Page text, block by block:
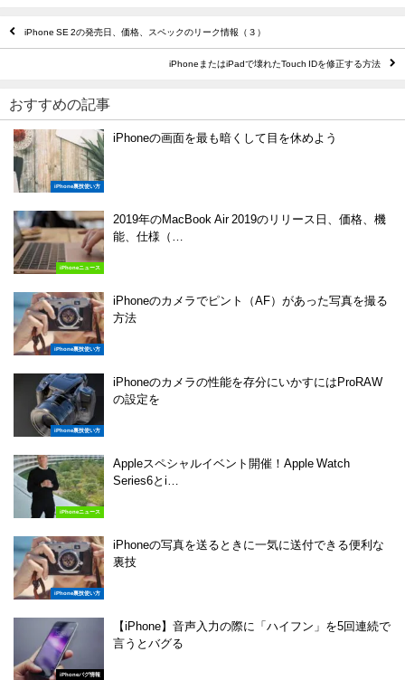
iPhone SE 2の発売日、価格、スペックのリーク情報（３）
iPhoneまたはiPadで壊れたTouch IDを修正する方法
おすすめの記事
iPhone裏技使い方
iPhoneの画面を最も暗くして目を休めよう
iPhoneニュース
2019年のMacBook Air 2019のリリース日、価格、機
能、仕様（…
iPhone裏技使い方
iPhoneのカメラでピント（AF）があった写真を撮る
方法
iPhone裏技使い方
iPhoneのカメラの性能を存分にいかすにはProRAW
の設定を
iPhoneニュース
Appleスペシャルイベント開催！Apple Watch
Series6とi…
iPhone裏技使い方
iPhoneの写真を送るときに一気に送付できる便利な
裏技
iPhoneバグ情報
【iPhone】音声入力の際に「ハイフン」を5回連続で
言うとバグる